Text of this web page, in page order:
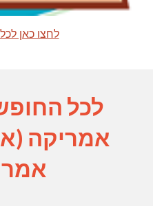
<< לחצו כאן
לכל
אמריקה